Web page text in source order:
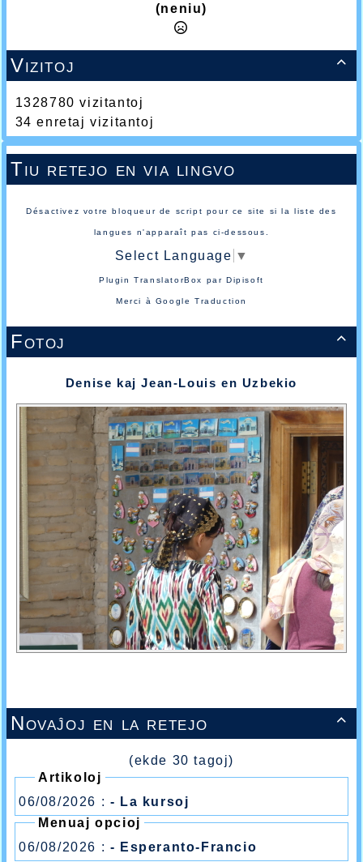
(neniu)

Vizitoj
1328780 vizitantoj
34 enretaj vizitantoj
Tiu retejo en via lingvo
Désactivez votre bloqueur de script pour ce site si la liste des
langues n'apparaît pas ci-dessous.
Select Language ▼
Plugin TranslatorBox parDipisoft
Merci à Google Traduction

Fotoj
Denise kaj Jean-Louis en Uzbekio

Novaĵoj en la retejo
(ekde 30 tagoj)
Artikoloj
06/08/2026 : - La kursoj
Menuaj opcioj
06/08/2026 : - Esperanto-Francio